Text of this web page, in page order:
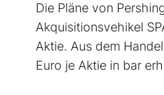
Die Pläne von
Akquisitionsvehikel
Aktie. Aus dem
Euro je Aktie in bar